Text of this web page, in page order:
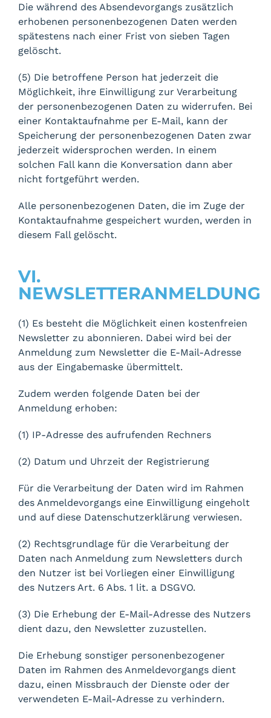
Die während des Absendevorgangs zusätzlich
erhobenen personenbezogenen Daten werden
spätestens nach einer Frist von sieben Tagen
gelöscht.
(5) Die betroffene Person hat jederzeit die
Möglichkeit, ihre Einwilligung zur Verarbeitung
der personenbezogenen Daten zu widerrufen. Bei
einer Kontaktaufnahme per E-Mail, kann der
Speicherung der personenbezogenen Daten zwar
jederzeit widersprochen werden. In einem
solchen Fall kann die Konversation dann aber
nicht fortgeführt werden.
Alle personenbezogenen Daten, die im Zuge der
Kontaktaufnahme gespeichert wurden, werden in
diesem Fall gelöscht.
VI.
NEWSLETTERANMELDUNG
(1) Es besteht die Möglichkeit einen kostenfreien
Newsletter zu abonnieren. Dabei wird bei der
Anmeldung zum Newsletter die E-Mail-Adresse
aus der Eingabemaske übermittelt.
Zudem werden folgende Daten bei der
Anmeldung erhoben:
(1) IP-Adresse des aufrufenden Rechners
(2) Datum und Uhrzeit der Registrierung
Für die Verarbeitung der Daten wird im Rahmen
des Anmeldevorgangs eine Einwilligung eingeholt
und auf diese Datenschutzerklärung verwiesen.
(2) Rechtsgrundlage für die Verarbeitung der
Daten nach Anmeldung zum Newsletters durch
den Nutzer ist bei Vorliegen einer Einwilligung
des Nutzers Art. 6 Abs. 1 lit. a DSGVO.
(3) Die Erhebung der E-Mail-Adresse des Nutzers
dient dazu, den Newsletter zuzustellen.
Die Erhebung sonstiger personenbezogener
Daten im Rahmen des Anmeldevorgangs dient
dazu, einen Missbrauch der Dienste oder der
verwendeten E-Mail-Adresse zu verhindern.